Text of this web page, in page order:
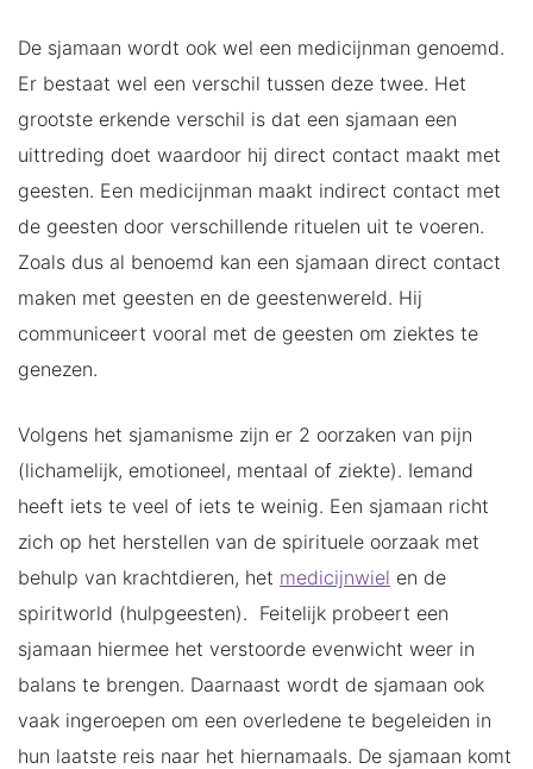
De sjamaan wordt ook wel een medicijnman genoemd.
Er bestaat wel een verschil tussen deze twee. Het
grootste erkende verschil is dat een sjamaan een
uittreding doet waardoor hij direct contact maakt met
geesten. Een medicijnman maakt indirect contact met
de geesten door verschillende rituelen uit te voeren.
Zoals dus al benoemd kan een sjamaan direct contact
maken met geesten en de geestenwereld. Hij
communiceert vooral met de geesten om ziektes te
genezen.
Volgens het sjamanisme zijn er 2 oorzaken van pijn
(lichamelijk, emotioneel, mentaal of ziekte). Iemand
heeft iets te veel of iets te weinig. Een sjamaan richt
zich op het herstellen van de spirituele oorzaak met
behulp van krachtdieren, het medicijnwiel en de
spiritworld (hulpgeesten). Feitelijk probeert een
sjamaan hiermee het verstoorde evenwicht weer in
balans te brengen. Daarnaast wordt de sjamaan ook
vaak ingeroepen om een overledene te begeleiden in
hun laatste reis naar het hiernamaals. De sjamaan komt